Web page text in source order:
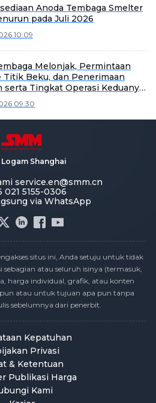
Anoda Tembaga Smelter
pada Juli 2026
10:09
Melonjak, Permintaan
Titik Beku, dan Penerimaan
serta Tingkat Operasi Keduanya
Wire Market Weekly Review]
09:30
Logam Shanghai
service.en@smm.cn
021 5155-0306
via WhatsApp
situs ini, Anda setuju untuk tidak
atau seluruh isinya (termasuk,
harga individual, grafik, atau konten
atau untuk tujuan apa pun tanpa
sebelumnya dari penerbit.
Kepatuhan
Privasi
& Ketentuan
Publikasi Harga
Kami